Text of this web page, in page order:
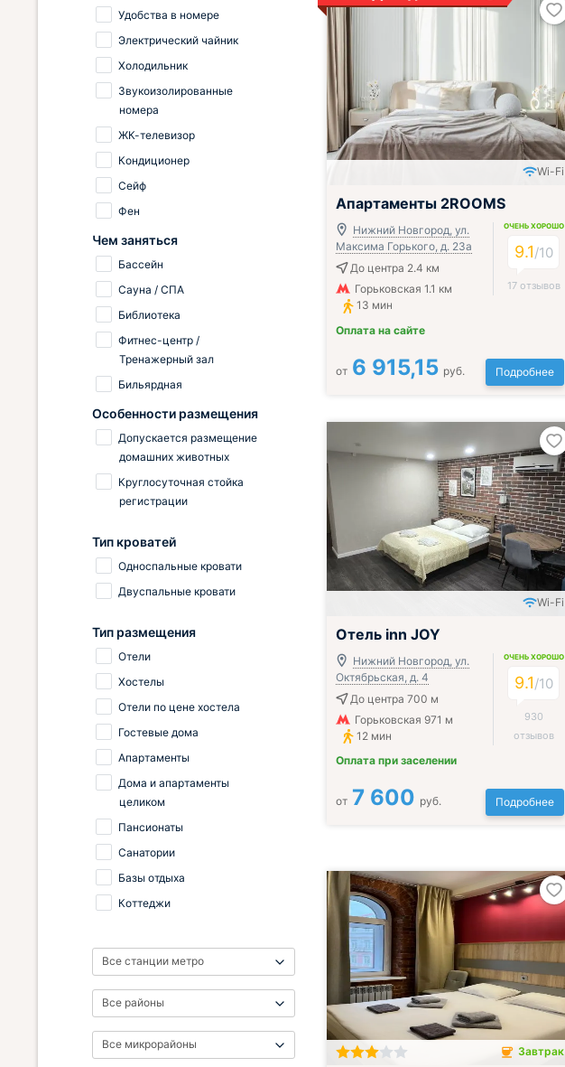
Wi-Fi
Апартаменты 2ROOMS
Нижний Новгород, ул.
Максима Горького, д. 23а
До центра 2.4 км
Горьковская 1.1 км
13 мин
Оплата на сайте
ОЧЕНЬ ХОРОШО
9.1/10
17 отзывов
от 6 915,15 руб. Подробнее
Wi-Fi
Отель inn JOY
Нижний Новгород, ул.
Октябрьская, д. 4
До центра 700 м
Горьковская 971 м
12 мин
Оплата при заселении
ОЧЕНЬ ХОРОШО
9.1/10
930
отзывов
от 7 600 руб. Подробнее
Завтрак
Удобства в номере
Электрический чайник
Холодильник
Звукоизолированные
номера
ЖК-телевизор
Кондиционер
Сейф
Фен
Чем заняться
Бассейн
Сауна / СПА
Библиотека
Фитнес-центр /
Тренажерный зал
Бильярдная
Особенности размещения
Допускается размещение
домашних животных
Круглосуточная стойка
регистрации
Тип кроватей
Односпальные кровати
Двуспальные кровати
Тип размещения
Отели
Хостелы
Отели по цене хостела
Гостевые дома
Апартаменты
Дома и апартаменты
целиком
Пансионаты
Санатории
Базы отдыха
Коттеджи
Все станции метро
Все районы
Все микрорайоны